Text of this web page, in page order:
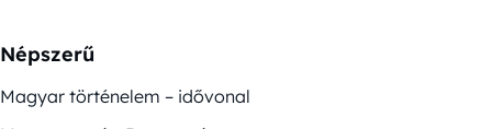
Népszerű
Magyar történelem – idővonal